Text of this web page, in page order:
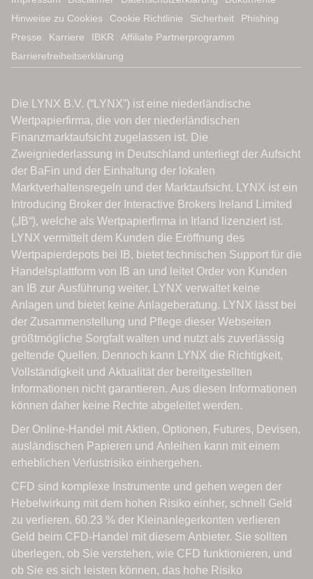
Hinweise zu Cookies
Cookie Richtlinie Sicherheit
Phishing
Presse
Karriere IBKR
Affiliate Partnerprogramm
Barrierefreiheitserklärung